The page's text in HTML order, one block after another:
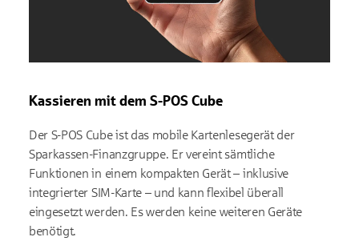
Kassieren mit dem S-POS Cube
Der S-POS Cube ist das mobile Kartenlesegerät der
Sparkassen-Finanzgruppe. Er vereint sämtliche
Funktionen in einem kompakten Gerät – inklusive
integrierter SIM-Karte – und kann flexibel überall
eingesetzt werden. Es werden keine weiteren Geräte
benötigt.